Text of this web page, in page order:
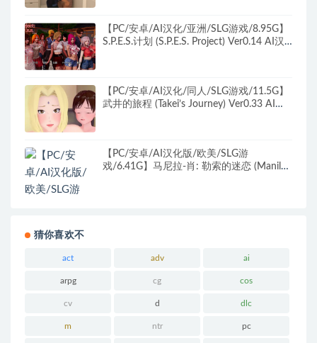
【PC/安卓/AI汉化/亚洲/SLG游戏/8.95G】
S.P.E.S.计划 (S.P.E.S. Project) Ver0.14 AI汉
【PC/安卓/AI汉化/同人/SLG游戏/11.5G】
武井的旅程 (Takei’s Journey) Ver0.33 AI汉
【PC/安卓/AI汉化版/欧美/SLG游
戏/6.41G】马尼拉-肖: 勒索的迷恋 (Manila
猜你喜欢不
act adv ai
arpg cg cos
cv d dlc
m ntr pc